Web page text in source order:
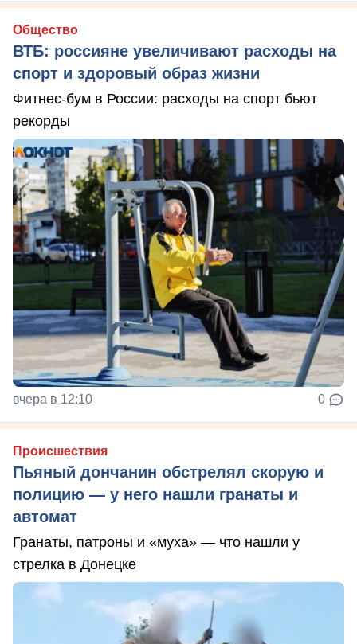
Общество
ВТБ: россияне увеличивают расходы на
спорт и здоровый образ жизни
Фитнес-бум в России: расходы на спорт бьют
рекорды
вчера в 12:10 0
Происшествия
Пьяный дончанин обстрелял скорую и
полицию — у него нашли гранаты и
автомат
Гранаты, патроны и «муха» — что нашли у
стрелка в Донецке